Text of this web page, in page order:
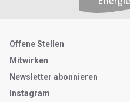
Metanavigation
Offene Stellen
Mitwirken
Newsletter abonnieren
Instagram